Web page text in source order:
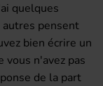
quelques
autres pensent
bien écrire un
vous n'avez pas
de la part